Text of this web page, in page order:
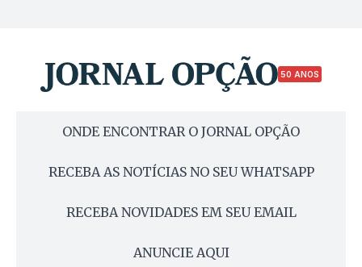
50 ANOS
ONDE ENCONTRAR O JORNAL OPÇÃO
RECEBA AS NOTÍCIAS NO SEU WHATSAPP
RECEBA NOVIDADES EM SEU EMAIL
ANUNCIE AQUI